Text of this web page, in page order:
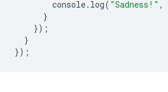
console. log( "Sadness!" ,
}
});
}
});